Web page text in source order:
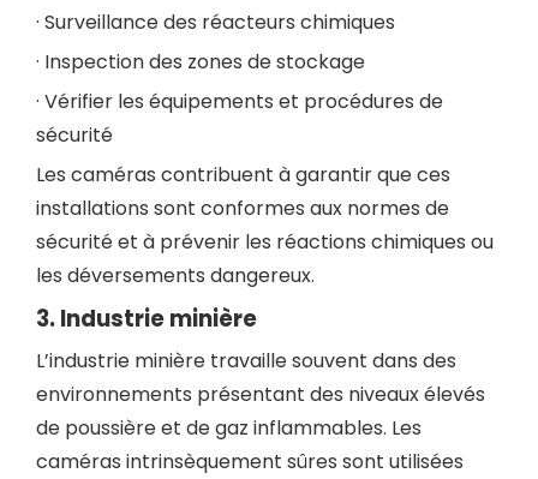
· Surveillance des réacteurs chimiques
· Inspection des zones de stockage
· Vérifier les équipements et procédures de
sécurité
Les caméras contribuent à garantir que ces
installations sont conformes aux normes de
sécurité et à prévenir les réactions chimiques ou
les déversements dangereux.
3.Industrieminière
L’industrie minière travaille souvent dans des
environnements présentant des niveaux élevés
de poussière et de gaz inflammables. Les
caméras intrinsèquement sûres sont utilisées